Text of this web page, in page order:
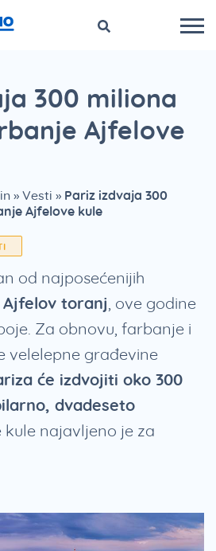
300 miliona
Ajfelove
» Vesti » Pariz izdvaja 300
Ajfelove kule
od najposećenijih
Ajfelov toranj, ove godine
Za obnovu, farbanje i
velelepne građevine
će izdvojiti oko 300
dvadeseto
kule najavljeno je za